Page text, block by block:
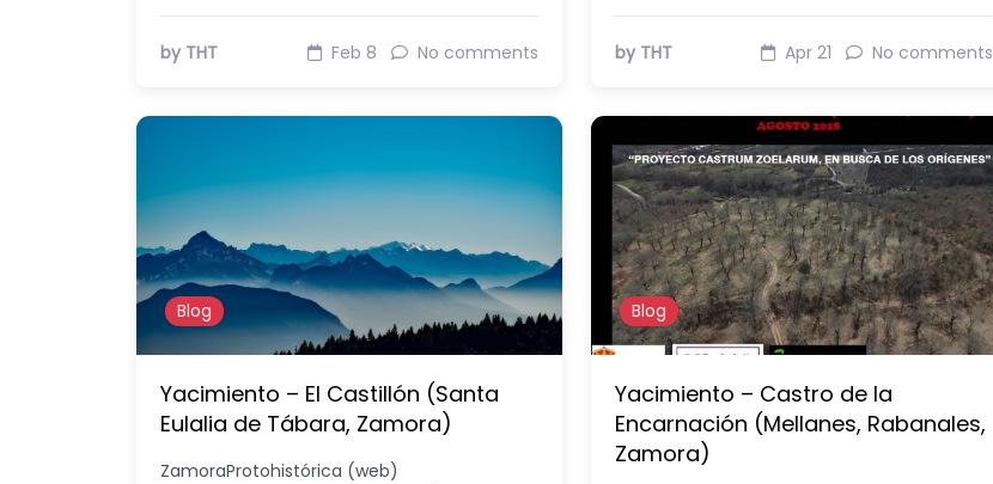
by THT Feb 8 No comments by THT Apr 21 No comments
Blog
Yacimiento – El Castillón (Santa
Eulalia de Tábara, Zamora)
ZamoraProtohistórica (web)
Blog
Yacimiento – Castro de la
Encarnación (Mellanes, Rabanales,
Zamora)